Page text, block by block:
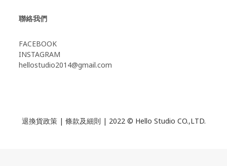
聯絡我們
FACEBOOK
INSTAGRAM
hellostudio2014@gmail.com
退換貨政策| 條款及細則 | 2022 © Hello Studio CO.,LTD.